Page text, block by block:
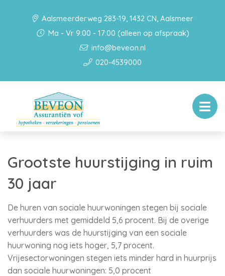
Aalsmeerderweg 283-19, 1432 CN, Aalsmeer
Ma - Vr 9:00 - 17:00 (alleen op afspraak)
info@beveon.nl
020-4539000
Grootste huurstijging in ruim
30 jaar
De huren van sociale huurwoningen stegen bij sociale
verhuurders met gemiddeld 5,6 procent. Bij de overige
verhuurders was de huurstijging van een sociale
huurwoning nog iets hoger, 5,7 procent.
Vrijesectorwoningen stegen iets minder hard in huurprijs
dan sociale huurwoningen: 5,0 procent